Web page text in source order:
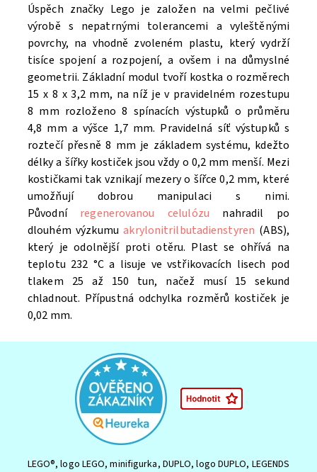
Úspěch značky Lego je založen na velmi pečlivé
výrobě s nepatrnými tolerancemi a vyleštěnými
povrchy, na vhodně zvoleném plastu, který vydrží
tisíce spojení a rozpojení, a ovšem i na důmyslné
geometrii. Základní modul tvoří kostka o rozměrech
15 x 8 x 3,2 mm, na níž je v pravidelném rozestupu
8 mm rozloženo 8 spínacích výstupků o průměru
4,8 mm a výšce 1,7 mm. Pravidelná síť výstupků s
roztečí přesně 8 mm je základem systému, kdežto
délky a šířky kostiček jsou vždy o 0,2 mm menší. Mezi
kostičkami tak vznikají mezery o šířce 0,2 mm, které
umožňují dobrou manipulaci s nimi.
Původní regenerovanou celulózu nahradil po
dlouhém výzkumuakrylonitrilbutadienstyren (ABS),
který je odolnější proti otěru. Plast se ohřívá na
teplotu 232 °C a lisuje ve vstřikovacích lisech pod
tlakem 25 až 150 tun, načež musí 15 sekund
chladnout. Přípustná odchylka rozměrů kostiček je
0,02 mm.
LEGO®, logo LEGO, minifigurka, DUPLO, logo DUPLO, LEGENDS